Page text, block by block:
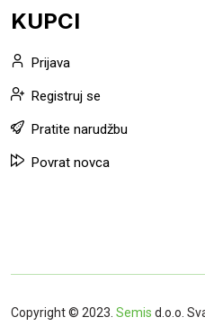
KUPCI
Prijava
Registruj se
Pratite narudžbu
Povrat novca
Copyright © 2023. Semis d.o.o.